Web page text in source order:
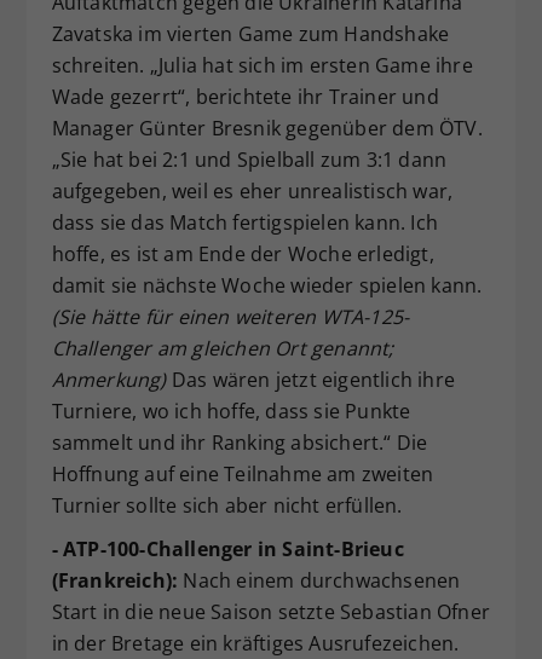
Zavatska im vierten Game zum Handshake
schreiten. „Julia hat sich im ersten Game ihre
Wade gezerrt“, berichtete ihr Trainer und
Manager Günter Bresnik gegenüber dem ÖTV.
„Sie hat bei 2:1 und Spielball zum 3:1 dann
aufgegeben, weil es eher unrealistisch war,
dass sie das Match fertigspielen kann. Ich
hoffe, es ist am Ende der Woche erledigt,
damit sie nächste Woche wieder spielen kann.
(Sie hätte für einen weiteren WTA-125-
Challenger am gleichen Ort genannt;
Anmerkung) Das wären jetzt eigentlich ihre
Turniere, wo ich hoffe, dass sie Punkte
sammelt und ihr Ranking absichert.“ Die
Hoffnung auf eine Teilnahme am zweiten
Turnier sollte sich aber nicht erfüllen.
- ATP-100-Challenger in Saint-Brieuc
(Frankreich): Nach einem durchwachsenen
Start in die neue Saison setzte Sebastian Ofner
in der Bretage ein kräftiges Ausrufezeichen.